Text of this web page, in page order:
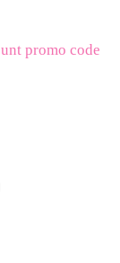
promo code